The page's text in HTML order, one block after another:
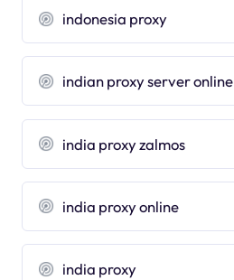
indonesia proxy
indian proxy server online
india proxy zalmos
india proxy online
india proxy